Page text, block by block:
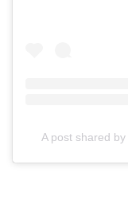
A post shared